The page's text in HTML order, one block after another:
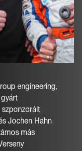
engineering,
szponzorált
Jochen Hahn
más